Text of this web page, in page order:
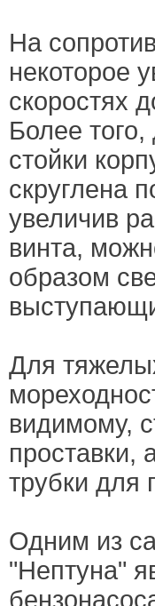
На
некоторое
скоростях
Более
стойки
скруглена
увеличив
винта,
образом
Для
видимому,
проставки,
трубки для
Одним из
"Нептуна"